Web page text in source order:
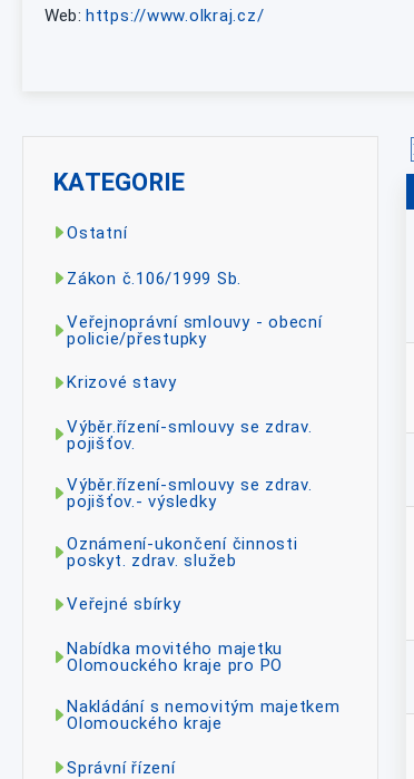
Web: https://www.olkraj.cz/
KATEGORIE
Ostatní
Zákon č.106/1999 Sb.
Veřejnoprávní smlouvy - obecní
policie/přestupky
Krizové stavy
Výběr.řízení-smlouvy se zdrav.
pojišťov.
Výběr.řízení-smlouvy se zdrav.
pojišťov.- výsledky
Oznámení-ukončení činnosti
poskyt. zdrav. služeb
Veřejné sbírky
Nabídka movitého majetku
Olomouckého kraje pro PO
Nakládání s nemovitým majetkem
Olomouckého kraje
Správní řízení